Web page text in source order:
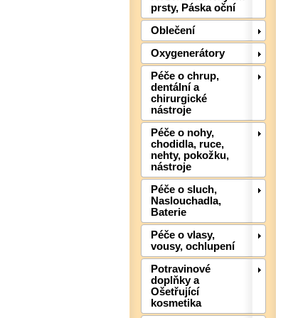
prsty, Páska oční
Oblečení
Oxygenerátory
Péče o chrup,
dentální a
chirurgické
nástroje
Péče o nohy,
chodidla, ruce,
nehty, pokožku,
nástroje
Péče o sluch,
Naslouchadla,
Baterie
Péče o vlasy,
vousy, ochlupení
Potravinové
doplňky a
Ošetřující
kosmetika